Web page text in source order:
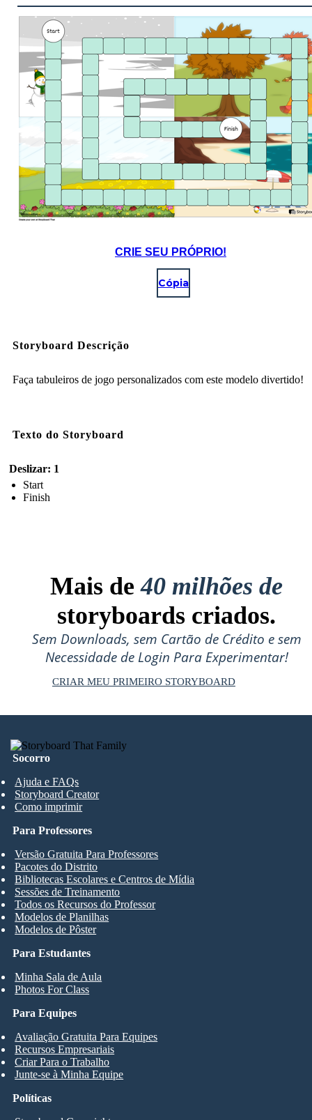
CRIE SEU PRÓPRIO!
Cópia
Storyboard Descrição
Faça tabuleiros de jogo personalizados com este modelo divertido!
Texto do Storyboard
Deslizar: 1
Start
Finish
Mais de40 milhões de
storyboards criados.
Sem Downloads, sem Cartão de Crédito e sem
Necessidade de Login Para Experimentar!
CRIAR MEU PRIMEIRO STORYBOARD
Socorro
Ajuda e FAQs
Storyboard Creator
Como imprimir
Para Estudantes
Minha Sala de Aula
Photos For Class
Para Professores
Versão Gratuita Para Professores
Pacotes do Distrito
Bibliotecas Escolares e Centros de Mídia
Sessões de Treinamento
Todos os Recursos do Professor
Modelos de Planilhas
Modelos de Pôster
Para Equipes
Avaliação Gratuita Para Equipes
Recursos Empresariais
Criar Para o Trabalho
Junte-se à Minha Equipe
Políticas